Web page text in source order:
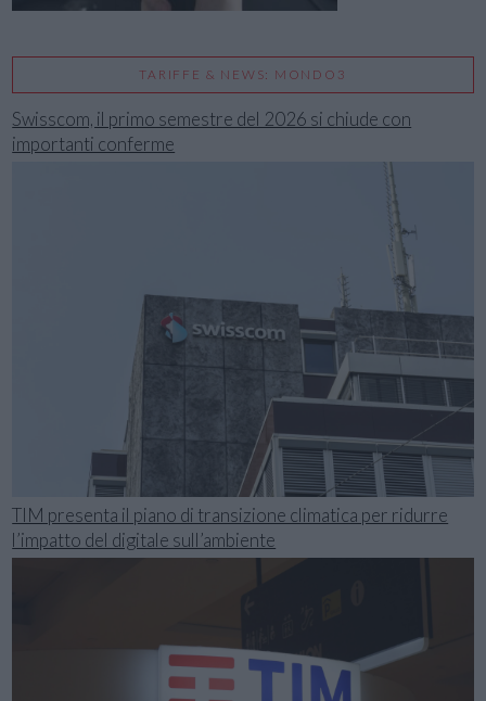
TARIFFE & NEWS: MONDO3
Swisscom, il primo semestre del 2026 si chiude con
importanti conferme
TIM presenta il piano di transizione climatica per ridurre
l’impatto del digitale sull’ambiente